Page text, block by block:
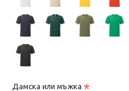
Дамска или мъжка